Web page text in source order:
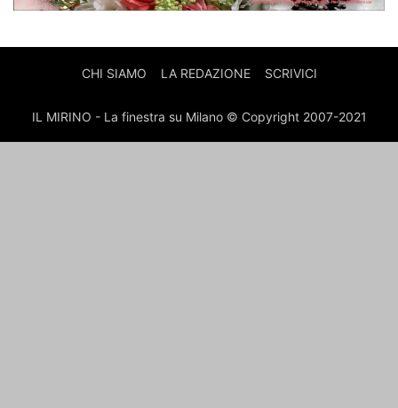
CHI SIAMO LA REDAZIONE SCRIVICI
IL MIRINO - La finestra su Milano © Copyright 2007-2021